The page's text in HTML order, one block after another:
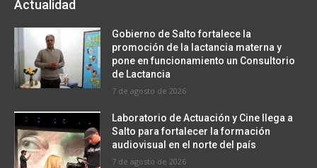
Actualidad
Gobierno de Salto fortalece la
promoción de la lactancia materna y
pone en funcionamiento un Consultorio
de Lactancia
7 de agosto de 2026
Laboratorio de Actuación y Cine llega a
Salto para fortalecer la formación
audiovisual en el norte del país
7 de agosto de 2026